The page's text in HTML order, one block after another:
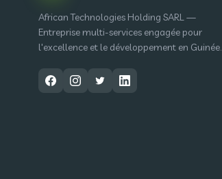
African Technologies Holding SARL —
Entreprise multi-services engagée pour
l'excellence et le développement en Guinée.